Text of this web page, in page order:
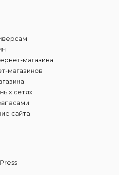
магазина
магазинов
сетях
сайта